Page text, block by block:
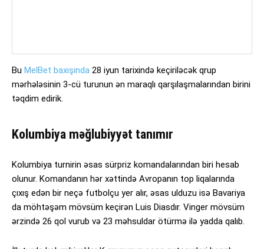
Bu MelBet baxışında 28 iyun tarixində keçiriləcək qrup
mərhələsinin 3-cü turunun ən maraqlı qarşılaşmalarından birini
təqdim edirik.
Kolumbiya məğlubiyyət tanımır
Kolumbiya turnirin əsas sürpriz komandalarından biri hesab
olunur. Komandanın hər xəttində Avropanın top liqalarında
çıxış edən bir neçə futbolçu yer alır, əsas ulduzu isə Bavariya
da möhtəşəm mövsüm keçirən Luis Diasdır. Vinger mövsüm
ərzində 26 qol vurub və 23 məhsuldar ötürmə ilə yadda qalıb.